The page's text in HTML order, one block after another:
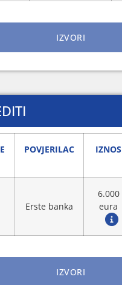
IZVORI
POVJERILAC IZNOS
Erste banka
6.000
eura
IZVORI